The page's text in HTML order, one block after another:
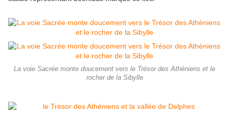
La voie Sacrée monte doucement vers le Trésor des Athèniens et le
rocher de la Sibylle